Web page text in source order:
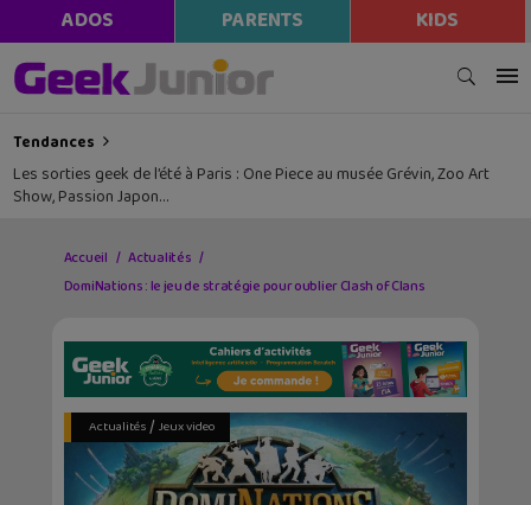
ADOS PARENTS KIDS
Tendances
Les sorties geek de l’été à Paris : One Piece au musée Grévin, Zoo Art
Show, Passion Japon…
Accueil
Actualités
DomiNations : le jeu de stratégie pour oublier Clash of Clans
Actualités/ Jeux video